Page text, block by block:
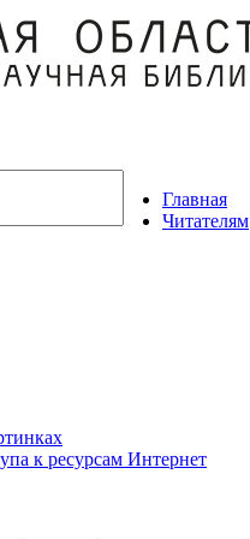
Главная
Читателям
к ресурсам Интернет